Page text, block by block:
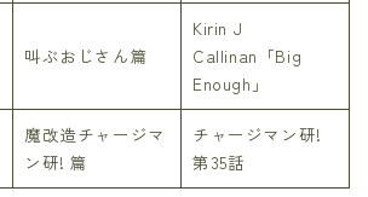
叫ぶおじさん篇
Kirin J
Callinan「Big
Enough」
魔改造チャージマ
ン研! 篇
チャージマン研!
第35話